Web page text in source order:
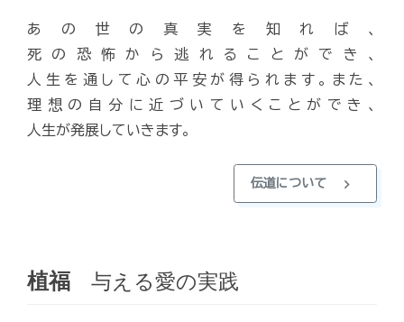
あの世の真実を知れば、
死の恐怖から逃れることができ、
人生を通して心の平安が得られます。また、
理想の自分に近づいていくことができ、
人生が発展していきます。
伝道について chevron_right
植福 与える愛の実践